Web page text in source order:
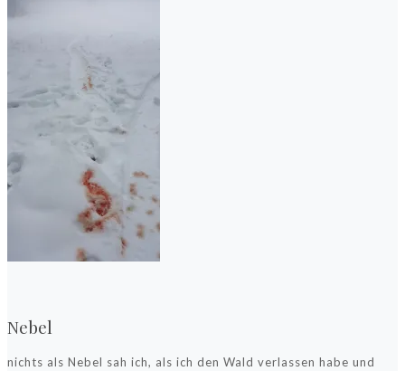
Nebel
nichts als Nebel sah ich, als ich den Wald verlassen habe und